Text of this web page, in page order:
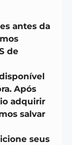
antes da
de
Após
adquirir
salvar
seus